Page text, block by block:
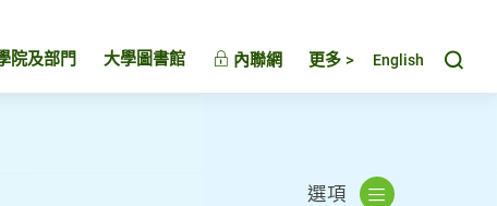
院及部門 大學圖書館 內聯網 更多 > English
選項